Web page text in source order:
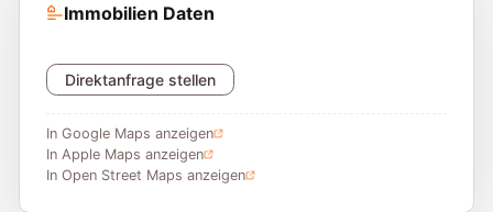
Immobilien Daten
Direktanfrage stellen
In Google Maps anzeigen
In Apple Maps anzeigen
In Open Street Maps anzeigen